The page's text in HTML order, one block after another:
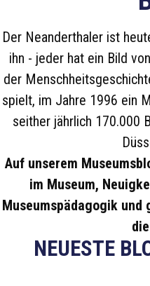
Der Neanderthaler ist
ihn - jeder hat ein Bild
der
spielt, im Jahre 1996 ein
seither jährlich 170.000
Auf unserem
im Museum,
Museumspädagogik
NEUESTE